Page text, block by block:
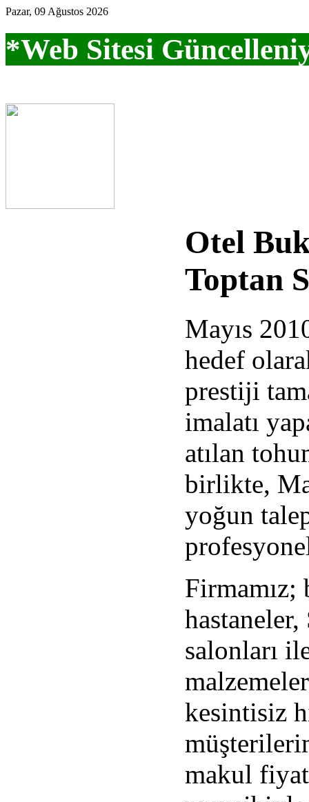
Pazar, 09 Ağustos 2026
*Web Sitesi
Otel
Toptan
Mayıs
hedef
prestiji
imalatı
atılan
birlikte,
yoğun
Firmamız;
salonları
kesintisiz
makul